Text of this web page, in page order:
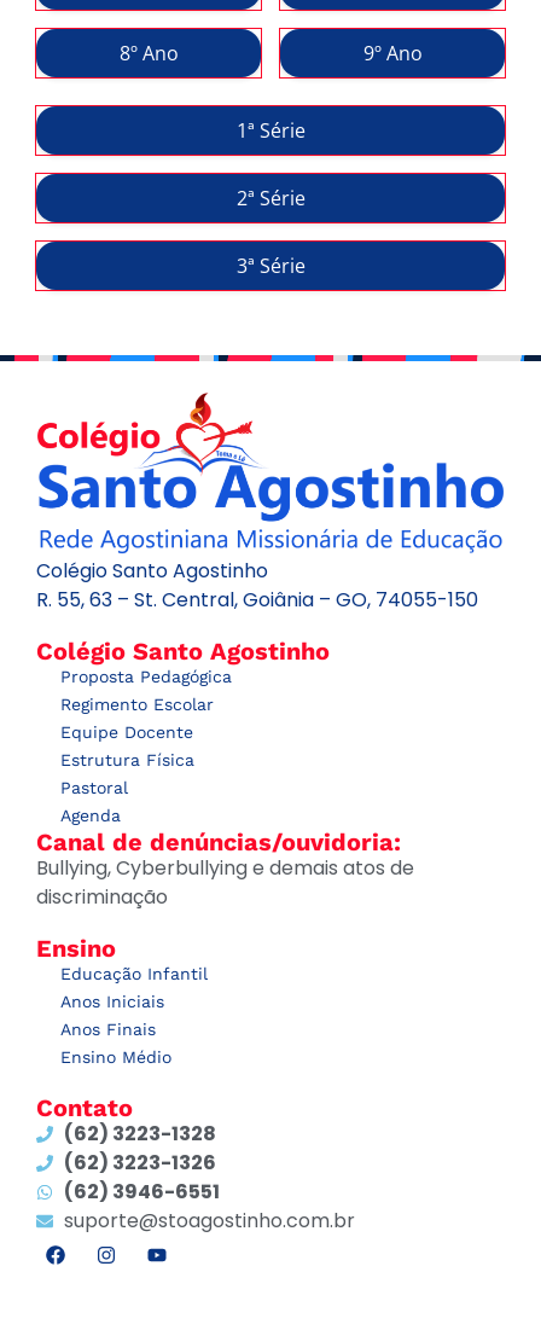
8º Ano 9º Ano
1ª Série
2ª Série
3ª Série
Colégio Santo Agostinho
R. 55, 63 – St. Central, Goiânia – GO, 74055-150
Colégio Santo Agostinho
Proposta Pedagógica
Regimento Escolar
Equipe Docente
Estrutura Física
Pastoral
Agenda
Canal de denúncias/ouvidoria:
Bullying, Cyberbullying e demais atos de
discriminação
Ensino
Educação Infantil
Anos Iniciais
Anos Finais
Ensino Médio
Contato
(62) 3223-1328
(62) 3223-1326
(62) 3946-6551
suporte@stoagostinho.com.br